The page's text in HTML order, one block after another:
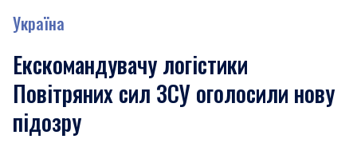
Україна
Екскомандувачу логістики
Повітряних сил ЗСУ оголосили нову
підозру